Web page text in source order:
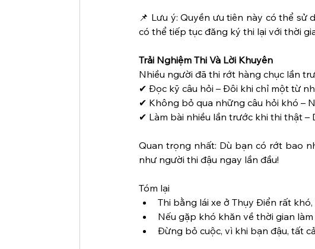
📌 Lưu ý: Quyền ưu tiên này có thể
có thể tiếp tục đăng ký thi lại với thời
Trải Nghiệm Thi Và Lời Khuyên
Nhiều người đã thi rớt hàng chục lần
✔ Đọc kỹ câu hỏi – Đôi khi chỉ một từ
✔ Không bỏ qua những câu hỏi khó –
✔ Làm bài nhiều lần trước khi thi thật
Quan trọng nhất: Dù bạn có rớt bao
như người thi đậu ngay lần đầu!
Tóm lại
Thi bằng lái xe ở Thụy Điển rất
Nếu gặp khó khăn về thời gian
Đừng bỏ cuộc, vì khi bạn đậu, tất